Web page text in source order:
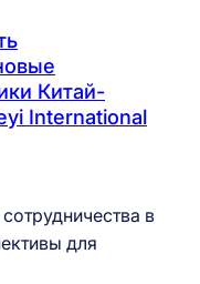
Китай-
International
в
для